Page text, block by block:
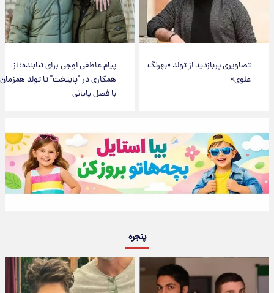
تصاویری پربازدید از تولد «بهرنگ
علوی»
پیام عاطفی اوجی برای تنابنده؛ از
همکاری در "پایتخت" تا تولد همزمان
با فصل پایانی
پنجره